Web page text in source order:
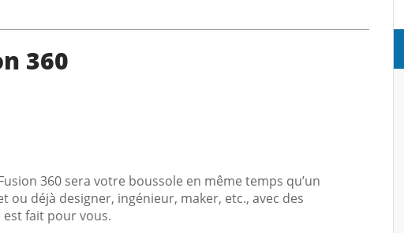
360
360 sera votre boussole en même temps qu’un
ou déjà designer, ingénieur, maker, etc., avec des
est fait pour vous.